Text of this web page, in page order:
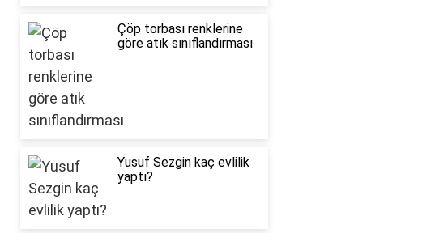
Çöp torbası renklerine
göre atık sınıflandırması
Yusuf Sezgin kaç evlilik
yaptı?